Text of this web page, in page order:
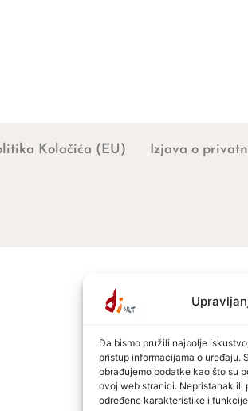
Da bismo pružili najbolje
pristup informacijama o uređaju.
obrađujemo podatke kao što su
ovoj web stranici. Nepristanak ili
određene karakteristike i
Kolačića (EU) Izjava o